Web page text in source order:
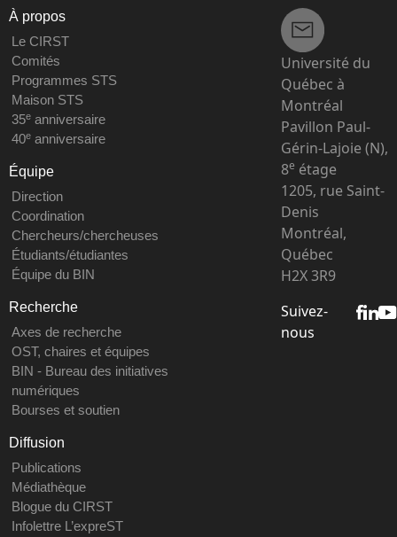
À propos
Le CIRST
Comités
Programmes STS
Maison STS
35eanniversaire
40eanniversaire
Équipe
Direction
Coordination
Chercheurs/chercheuses
Étudiants/étudiantes
Équipe du BIN
Recherche
Axes de recherche
OST, chaires et équipes
BIN - Bureau des initiatives
numériques
Bourses et soutien
Diffusion
Publications
Médiathèque
Blogue du CIRST
Infolettre L’expreST
Université du
Québec à
Montréal
Pavillon Paul-
Gérin-Lajoie (N),
8e étage
1205, rue Saint-
Denis
Montréal,
Québec
H2X 3R9
Suivez-
nous